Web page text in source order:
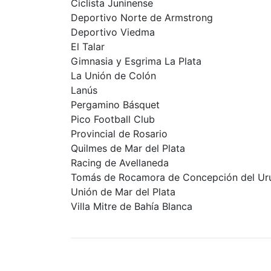
Ciclista Juninense
Deportivo Norte de Armstrong
Deportivo Viedma
El Talar
Gimnasia y Esgrima La Plata
La Unión de Colón
Lanús
Pergamino Básquet
Pico Football Club
Provincial de Rosario
Quilmes de Mar del Plata
Racing de Avellaneda
Tomás de Rocamora de Concepción del
Unión de Mar del Plata
Villa Mitre de Bahía Blanca